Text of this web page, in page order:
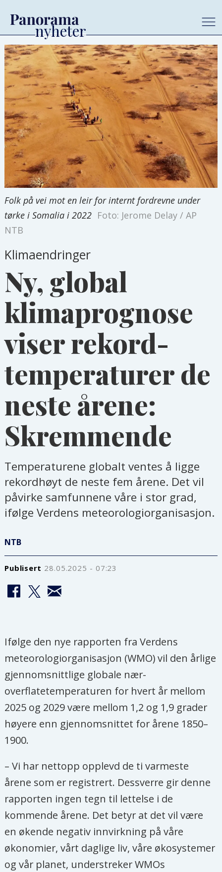
Folk på vei mot en leir for internt fordrevne under
tørke i Somalia i 2022 Foto: Jerome Delay / AP
NTB
Klimaendringer
Ny, global
klimaprognose
viser rekord-
temperaturer de
neste årene:
Skremmende
Temperaturene globalt ventes å ligge
rekordhøyt de neste fem årene. Det vil
påvirke samfunnene våre i stor grad,
ifølge Verdens meteorologiorganisasjon.
NTB
Publisert 28.05.2025 - 07:23
Ifølge den nye rapporten fra Verdens
meteorologiorganisasjon (WMO) vil den årlige
gjennomsnittlige globale nær-
overflatetemperaturen for hvert år mellom
2025 og 2029 være mellom 1,2 og 1,9 grader
høyere enn gjennomsnittet for årene 1850–
1900.
– Vi har nettopp opplevd de ti varmeste
årene som er registrert. Dessverre gir denne
rapporten ingen tegn til lettelse i de
kommende årene. Det betyr at det vil være
en økende negativ innvirkning på våre
økonomier, vårt daglige liv, våre økosystemer
og vår planet, understreker WMOs